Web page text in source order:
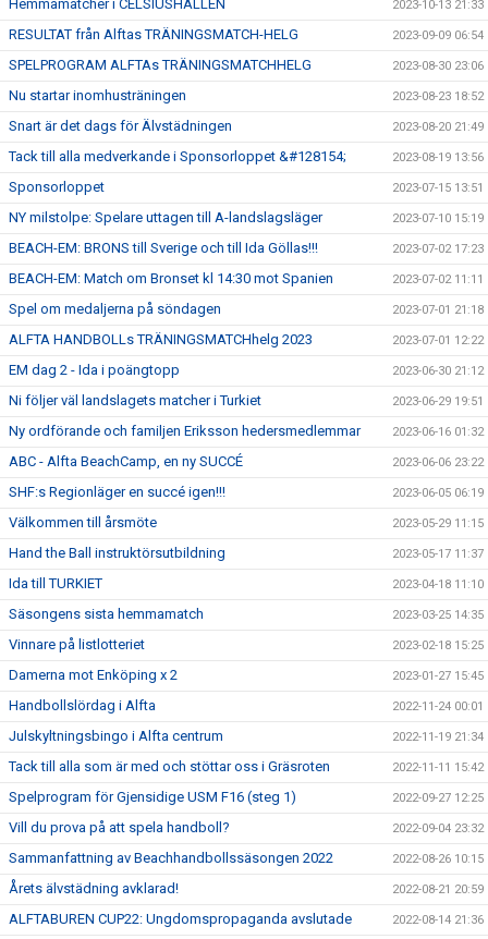
Hemmamatcher i CELSIUSHALLEN 2023-10-13 21:33
RESULTAT från Alftas TRÄNINGSMATCH-HELG 2023-09-09 06:54
SPELPROGRAM ALFTAs TRÄNINGSMATCHHELG 2023-08-30 23:06
Nu startar inomhusträningen 2023-08-23 18:52
Snart är det dags för Älvstädningen 2023-08-20 21:49
Tack till alla medverkande i Sponsorloppet &#128154; 2023-08-19 13:56
Sponsorloppet 2023-07-15 13:51
NY milstolpe: Spelare uttagen till A-landslagsläger 2023-07-10 15:19
BEACH-EM: BRONS till Sverige och till Ida Göllas!!! 2023-07-02 17:23
BEACH-EM: Match om Bronset kl 14:30 mot Spanien 2023-07-02 11:11
Spel om medaljerna på söndagen 2023-07-01 21:18
ALFTA HANDBOLLs TRÄNINGSMATCHhelg 2023 2023-07-01 12:22
EM dag 2 - Ida i poängtopp 2023-06-30 21:12
Ni följer väl landslagets matcher i Turkiet 2023-06-29 19:51
Ny ordförande och familjen Eriksson hedersmedlemmar 2023-06-16 01:32
ABC - Alfta BeachCamp, en ny SUCCÉ 2023-06-06 23:22
SHF:s Regionläger en succé igen!!! 2023-06-05 06:19
Välkommen till årsmöte 2023-05-29 11:15
Hand the Ball instruktörsutbildning 2023-05-17 11:37
Ida till TURKIET 2023-04-18 11:10
Säsongens sista hemmamatch 2023-03-25 14:35
Vinnare på listlotteriet 2023-02-18 15:25
Damerna mot Enköping x 2 2023-01-27 15:45
Handbollslördag i Alfta 2022-11-24 00:01
Julskyltningsbingo i Alfta centrum 2022-11-19 21:34
Tack till alla som är med och stöttar oss i Gräsroten 2022-11-11 15:42
Spelprogram för Gjensidige USM F16 (steg 1) 2022-09-27 12:25
Vill du prova på att spela handboll? 2022-09-04 23:32
Sammanfattning av Beachhandbollssäsongen 2022 2022-08-26 10:15
Årets älvstädning avklarad! 2022-08-21 20:59
ALFTABUREN CUP22: Ungdomspropaganda avslutade 2022-08-14 21:36